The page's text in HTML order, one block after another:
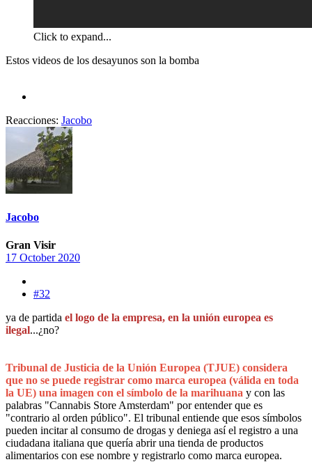
Click to expand...
Estos videos de los desayunos son la bomba
Reacciones: Jacobo
Jacobo
Gran Visir
17 October 2020
#32
ya de partida el logo de la empresa, en la unión europea es
ilegal...¿no?
Tribunal de Justicia de la Unión Europea (TJUE) considera
que no se puede registrar como marca europea (válida en toda
la UE) una imagen con el símbolo de la marihuana y con las
palabras "Cannabis Store Amsterdam" por entender que es
"contrario al orden público". El tribunal entiende que esos símbolos
pueden incitar al consumo de drogas y deniega así el registro a una
ciudadana italiana que quería abrir una tienda de productos
alimentarios con ese nombre y registrarlo como marca europea.